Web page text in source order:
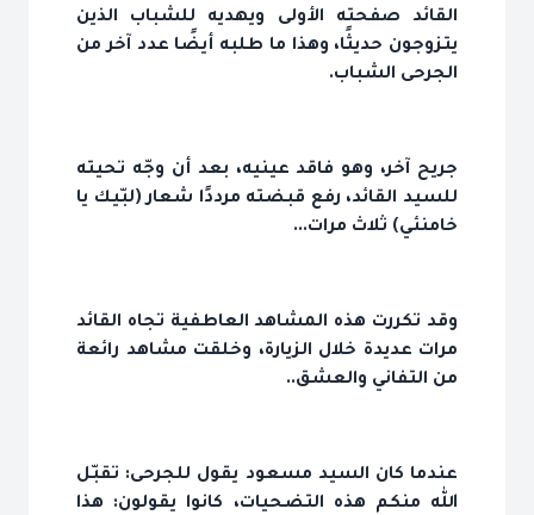
القائد صفحته الأولى ويهديه للشباب الذين
يتزوجون حديثًا، وهذا ما طلبه أيضًا عدد آخر من
الجرحى الشباب.
جريح آخر، وهو فاقد عينيه، بعد أن وجّه تحيته
للسيد القائد، رفع قبضته مرددًا شعار (لبّيك يا
خامنئي) ثلاث مرات...
وقد تكررت هذه المشاهد العاطفية تجاه القائد
مرات عديدة خلال الزيارة، وخلقت مشاهد رائعة
من التفاني والعشق..
عندما كان السيد مسعود يقول للجرحى: تقبّل
الله منكم هذه التضحيات، كانوا يقولون: هذا